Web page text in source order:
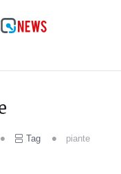
Tag piante